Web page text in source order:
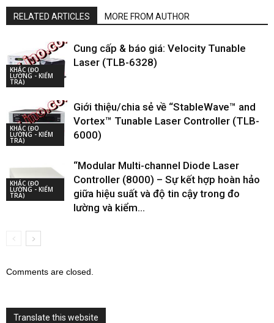
RELATED ARTICLES MORE FROM AUTHOR
KHÁC (ĐO
LƯỜNG - KIỂM
TRA)
Cung cấp & báo giá: Velocity Tunable
Laser (TLB-6328)
KHÁC (ĐO
LƯỜNG - KIỂM
TRA)
Giới thiệu/chia sẻ về “StableWave™ and
Vortex™ Tunable Laser Controller (TLB-
6000)
KHÁC (ĐO
LƯỜNG - KIỂM
TRA)
“Modular Multi-channel Diode Laser
Controller (8000) – Sự kết hợp hoàn hảo
giữa hiệu suất và độ tin cậy trong đo
lường và kiểm...
Comments are closed.
Translate this website